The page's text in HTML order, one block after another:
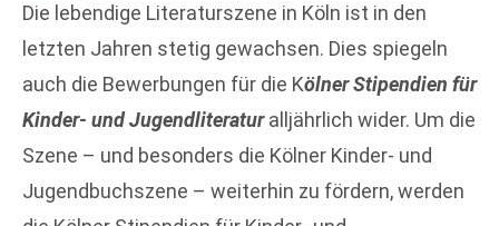
Die lebendige Literaturszene in Köln ist in den
letzten Jahren stetig gewachsen. Dies spiegeln
auch die Bewerbungen für die Kölner Stipendien für
Kinder- und Jugendliteratur alljährlich wider. Um die
Szene – und besonders die Kölner Kinder- und
Jugendbuchszene – weiterhin zu fördern, werden